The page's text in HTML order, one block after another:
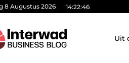
8 Augustus 2026 14:22:47
Uit